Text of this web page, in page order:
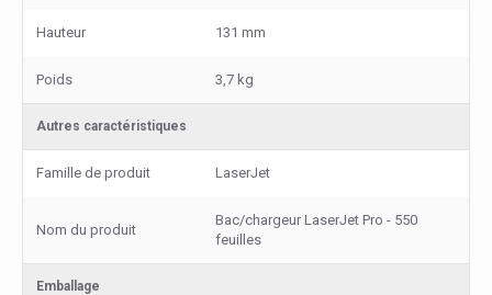
Hauteur 131 mm
Poids 3,7 kg
Autres caractéristiques
Famille de produit LaserJet
Nom du produit
Bac/chargeur LaserJet Pro - 550
feuilles
Emballage